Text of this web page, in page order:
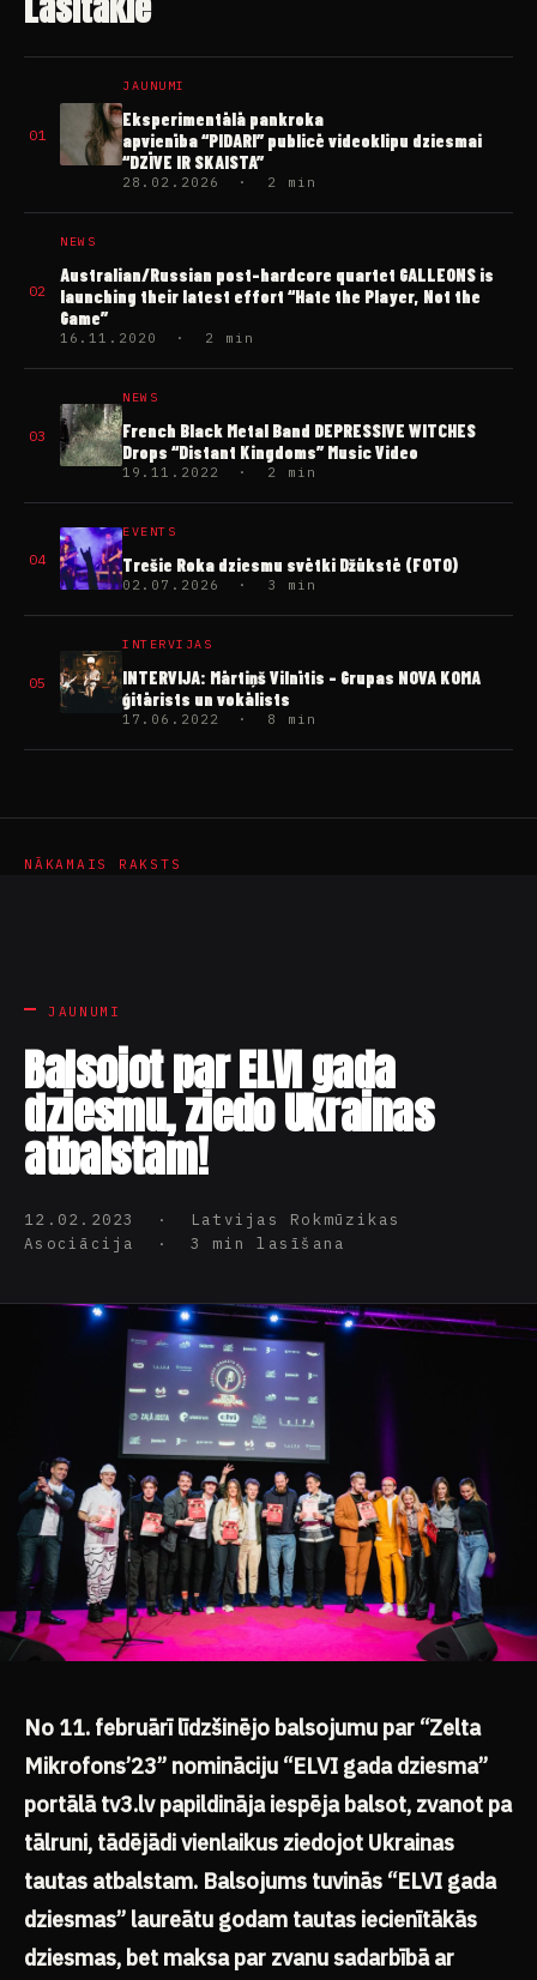
01
JAUNUMI
Eksperimentālā pankroka
apvienība “PIDARI” publicē videoklipu dziesmai
“DZĪVE IR SKAISTA”
28.02.2026 · 2 min
02
NEWS
Australian/Russian post-hardcore quartet GALLEONS is
launching their latest effort “Hate the Player, Not the
Game”
16.11.2020 · 2 min
03
NEWS
French Black Metal Band DEPRESSIVE WITCHES
Drops “Distant Kingdoms” Music Video
19.11.2022 · 2 min
04
EVENTS
Trešie Roka dziesmu svētki Džūkstē (FOTO)
02.07.2026 · 3 min
05
INTERVIJAS
INTERVIJA: Mārtiņš Vilnītis – Grupas NOVA KOMA
ģitārists un vokālists
17.06.2022 · 8 min
NĀKAMAIS RAKSTS
JAUNUMI
Balsojot par ELVI gada
dziesmu, ziedo Ukrainas
atbalstam!
12.02.2023 · Latvijas Rokmūzikas
Asociācija · 3 min lasīšana
No 11. februārī līdzšinējo balsojumu par “Zelta
Mikrofons’23” nomināciju “ELVI gada dziesma”
portālā tv3.lv papildināja iespēja balsot, zvanot pa
tālruni, tādējādi vienlaikus ziedojot Ukrainas
tautas atbalstam. Balsojums tuvinās “ELVI gada
dziesmas” laureātu godam tautas iecienītākās
dziesmas, bet maksa par zvanu sadarbībā ar